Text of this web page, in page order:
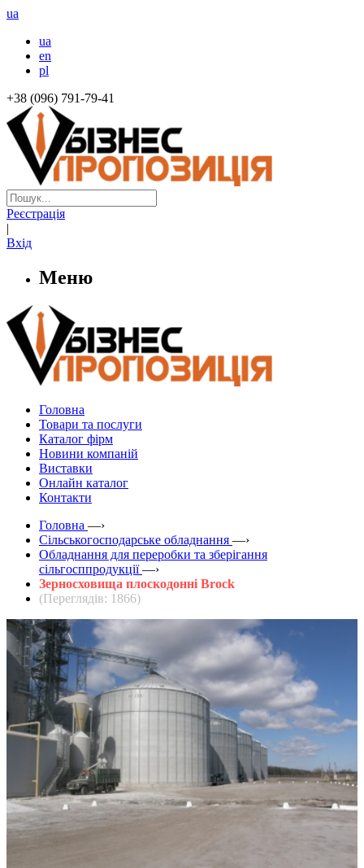
ua
ua
en
pl
+38 (096) 791-79-41
Реєстрація
|
Вхід
Меню
Головна
Товари та послуги
Каталог фірм
Новини компаній
Виставки
Онлайн каталог
Контакти
Головна —›
Сільськогосподарське обладнання —›
Обладнання для переробки та зберігання
сільгосппродукції —›
Зерносховища плоскодонні Brock
(Переглядів: 1866)